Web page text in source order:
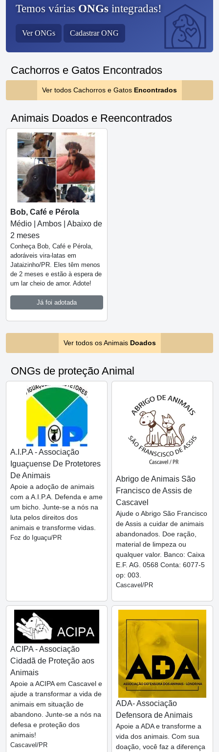
Temos várias ONGs integradas!
Ver ONGs Cadastrar ONG
Cachorros e Gatos Encontrados
Ver todos Cachorros e Gatos Encontrados
Animais Doados e Reencontrados
Bob, Café e Pérola
Médio | Ambos | Abaixo de
2 meses
Conheça Bob, Café e Pérola,
adoráveis vira-latas em
Jataizinho/PR. Eles têm menos
de 2 meses e estão à espera de
um lar cheio de amor. Adote!
Já foi adotada
Ver todos os Animais Doados
ONGs de proteção Animal
A.I.P.A - Associação
Iguaçuense De Protetores
De Animais
Apoie a adoção de animais
com a A.I.P.A. Defenda e ame
um bicho. Junte-se a nós na
luta pelos direitos dos
animais e transforme vidas.
Foz do Iguaçu/PR
Abrigo de Animais São
Francisco de Assis de
Cascavel
Ajude o Abrigo São Francisco
de Assis a cuidar de animais
abandonados. Doe ração,
material de limpeza ou
qualquer valor. Banco: Caixa
E.F. AG. 0568 Conta: 6077-5
op: 003.
Cascavel/PR
ACIPA - Associação
Cidadã de Proteção aos
Animais
Apoie a ACIPA em Cascavel e
ajude a transformar a vida de
animais em situação de
abandono. Junte-se a nós na
defesa e proteção dos
animais!
Cascavel/PR
ADA- Associação
Defensora de Animais
Apoie a ADA e transforme a
vida dos animais. Com sua
doação, você faz a diferença